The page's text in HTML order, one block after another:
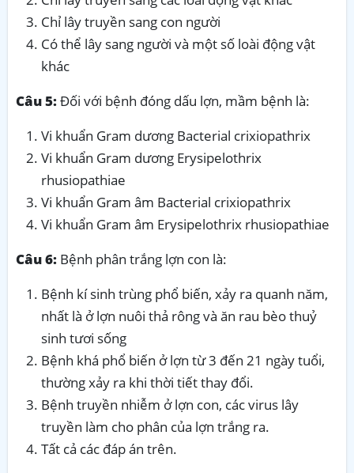
Chỉ lây truyền sang con người
Có thể lây sang người và một số loài động vật
khác
Câu 5:Đối với bệnh đóng dấu lợn, mầm bệnh là:
Vi khuẩn Gram dương Bacterial crixiopathrix
Vi khuẩn Gram dương Erysipelothrix
rhusiopathiae
Vi khuẩn Gram âm Bacterial crixiopathrix
Vi khuẩn Gram âm Erysipelothrix rhusiopathiae
Câu 6: Bệnh phân trắng lợn con là:
Bệnh kí sinh trùng phổ biến, xảy ra quanh năm,
nhất là ở lợn nuôi thả rông và ăn rau bèo thuỷ
sinh tươi sống
Bệnh khá phổ biến ở lợn từ 3 đến 21 ngày tuổi,
thường xảy ra khi thời tiết thay đổi.
Bệnh truyền nhiễm ở lợn con, các virus lây
truyền làm cho phân của lợn trắng ra.
Tất cả các đáp án trên.